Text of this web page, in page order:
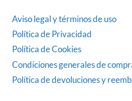
Aviso legal y términos de uso
Política de Privacidad
Política de Cookies
Condiciones generales de
Política de devoluciones y